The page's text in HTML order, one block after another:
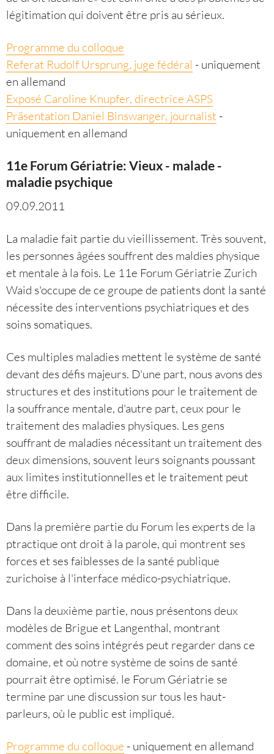
légitimation qui doivent être pris au sérieux.
Programme du colloque
Referat Rudolf Ursprung, juge fédéral - uniquement
en allemand
Exposé Caroline Knupfer, directrice ASPS
Präsentation Daniel Binswanger, journalist -
uniquement en allemand
11e Forum Gériatrie: Vieux - malade -
maladie psychique
09.09.2011
La maladie fait partie du vieillissement. Très souvent,
les personnes âgées souffrent des maldies physique
et mentale à la fois. Le 11e Forum Gériatrie Zurich
Waid s'occupe de ce groupe de patients dont la santé
nécessite des interventions psychiatriques et des
soins somatiques.
Ces multiples maladies mettent le système de santé
devant des défis majeurs. D'une part, nous avons des
structures et des institutions pour le traitement de
la souffrance mentale, d'autre part, ceux pour le
traitement des maladies physiques. Les gens
souffrant de maladies nécessitant un traitement des
deux dimensions, souvent leurs soignants poussant
aux limites institutionnelles et le traitement peut
être difficile.
Dans la première partie du Forum les experts de la
ptractique ont droit à la parole, qui montrent ses
forces et ses faiblesses de la santé publique
zurichoise à l'interface médico-psychiatrique.
Dans la deuxième partie, nous présentons deux
modèles de Brigue et Langenthal, montrant
comment des soins intégrés peut regarder dans ce
domaine, et où notre système de soins de santé
pourrait être optimisé. le Forum Gériatrie se
termine par une discussion sur tous les haut-
parleurs, où le public est impliqué.
Programme du colloque - uniquement en allemand